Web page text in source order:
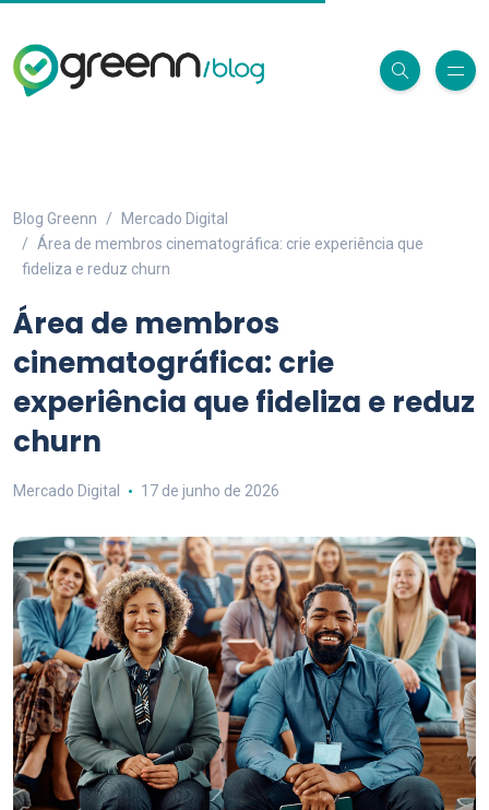
Blog Greenn
Mercado Digital
Área de membros cinematográfica: crie experiência que
fideliza e reduz churn
Área de membros
cinematográfica: crie
experiência que fideliza e reduz
churn
Mercado Digital 17 de junho de 2026